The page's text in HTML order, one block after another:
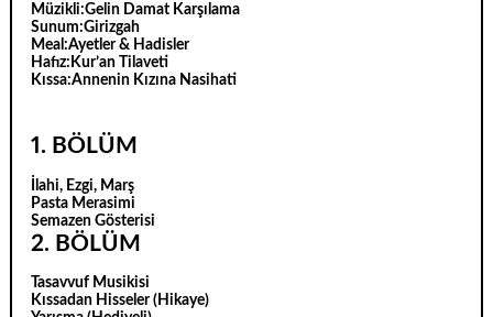
Müzikli:Gelin Damat Karşılama
Sunum:Girizgah
Meal:Ayetler & Hadisler
Hafız: Kur’an Tilaveti
Kıssa:Annenin Kızına Nasihati
1. BÖLÜM
İlahi, Ezgi, Marş
Pasta Merasimi
Semazen Gösterisi
2. BÖLÜM
Tasavvuf Musikisi
Kıssadan Hisseler (Hikaye)